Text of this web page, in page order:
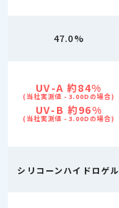
47.0%
UV-A 約84%
(当社実測値 - 3.00Dの場合)
UV-B 約96%
(当社実測値 - 3.00Dの場合)
シリコーンハイドロゲル